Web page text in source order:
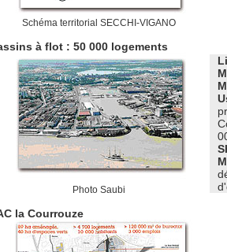
Schéma territorial SECCHI-VIGANO
à flot : 50 000 logements
Photo Saubi
la Courrouze